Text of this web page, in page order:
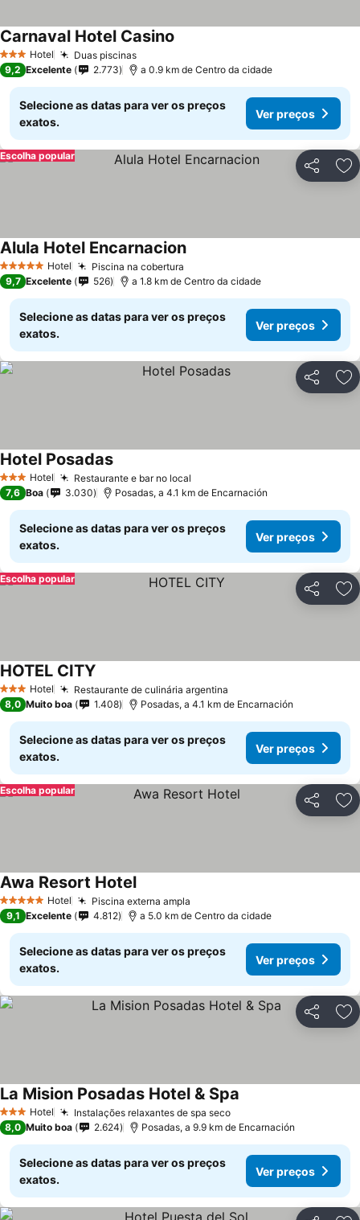
3 EstrelasHotel Duas piscinas
Carnaval Hotel Casino
9,2 Excelente 2.773 a 0.9 km de Centro da cidade
Selecione as datas para ver os preços
exatos.
Ver preços
Partilhar
Escolha popular
5 Estrelas Hotel Piscina na cobertura
Alula Hotel Encarnacion
9,7 Excelente 526 a 1.8 km de Centro da cidade
Selecione as datas para ver os preços
exatos.
Ver preços
Partilhar
3 EstrelasHotel Restaurante e bar no local
Hotel Posadas
7,6 Boa 3.030 Posadas, a 4.1 km de Encarnación
Selecione as datas para ver os preços
exatos.
Ver preços
Partilhar
Escolha popular
3 EstrelasHotel Restaurante de culinária argentina
HOTEL CITY
8,0 Muito boa 1.408 Posadas, a 4.1 km de Encarnación
Selecione as datas para ver os preços
exatos.
Ver preços
Partilhar
Escolha popular
5 Estrelas Hotel Piscina externa ampla
Awa Resort Hotel
9,1 Excelente 4.812 a 5.0 km de Centro da cidade
Selecione as datas para ver os preços
exatos.
Ver preços
Partilhar
3 EstrelasHotel Instalações relaxantes de spa seco
La Mision Posadas Hotel & Spa
8,0 Muito boa 2.624 Posadas, a 9.9 km de Encarnación
Selecione as datas para ver os preços
exatos.
Ver preços